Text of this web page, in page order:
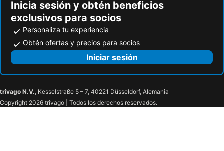
Inicia sesión y obtén beneficios
exclusivos para socios
Personaliza tu experiencia
Obtén ofertas y precios para socios
Iniciar sesión
trivago N.V., Kesselstraße 5 – 7, 40221 Düsseldorf, Alemania
Copyright 2026 trivago | Todos los derechos reservados.